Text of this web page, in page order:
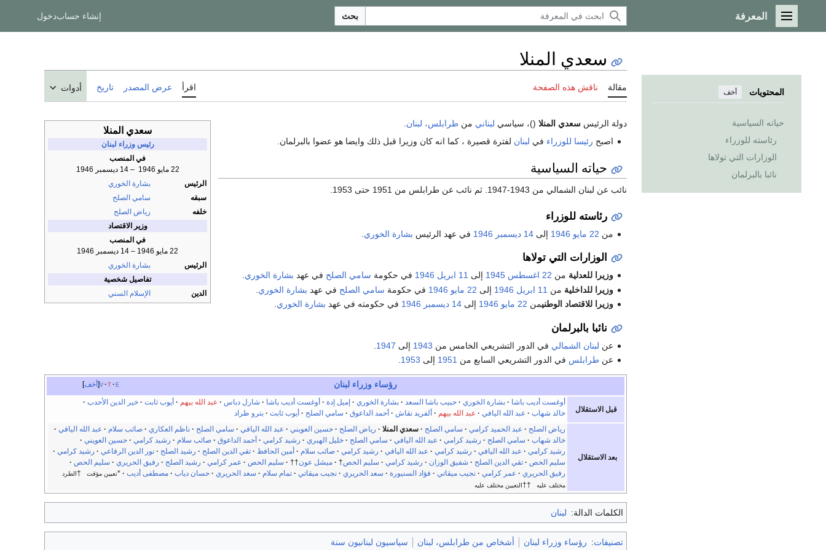
القائمة الرئيسية
المعرفة بحث إنشاء حسابدخول
المحتويات أخف
حياته السياسية
رئاسته للوزراء
الوزارات التي تولاها
نائبا بالبرلمان
سعدي المنلا
مقالة ناقش هذه الصفحة اقرأ عرض المصدر تاريخ أدوات
سعدي المنلا
رئيس وزراء لبنان
في المنصب
22 مايو 1946 ­ – 14 ديسمبر 1946
الرئيس
بشارة الخوري
سبقه
سامي الصلح
خلفه
رياض الصلح
وزير الاقتصاد
في المنصب
22 مايو 1946 – 14 ديسمبر 1946
الرئيس
بشارة الخوري
تفاصيل شخصية
الدين
الإسلام السني
دولة الرئيس سعدي المنلا ()، سياسي لبناني من طرابلس، لبنان
اصبح رئيسا للوزراء في لبنان لفترة قصيرة ، كما انه كان وزيرا قبل ذلك وايضا هو عضوا بالبرلمان.
حياته السياسية
نائب عن لبنان الشمالي من 1943-1947. ثم نائب عن طرابلس من 1951 حتى 1953.
رئاسته للوزراء
من 22 مايو 1946 إلى14 ديسمبر 1946 في عهد الرئيس بشارة الخوري
الوزارات التي تولاها
وزيرا للعدلية من 22 اغسطس 1945 إلى 11 ابريل 1946 في حكومة سامي الصلح في عهد بشارة الخوري.
وزيرا للداخلية من 11 ابريل 1946 إلى 22 مايو 1946 في حكومة سامي الصلح في عهد بشارة الخوري
وزيرا للاقتصاد الوطنيمن 22 مايو 1946 إلى14 ديسمبر 1946 في حكومته في عهد بشارة الخوري.
نائبا بالبرلمان
عن لبنان الشمالي في الدور التشريعي الخامس من 1943 إلى 1947
عنطرابلس في الدور التشريعي السابع من 1951 إلى 1953
.
أخف v t e رؤساء وزراء لبنان
قبل الاستقلال
أوغست أديب باشا بشارة الخوري حبيب باشا السعد بشارة الخوري إميل إدة أوغست أديب باشا شارل دباس عبد الله بيهم أيوب ثابت
خير الدين الأحدب
خالد شهاب
عبد الله اليافي عبد الله بيهم ألفريد نقاش أحمد الداعوق سامي الصلح أيوب ثابت بترو طراد
بعد الاستقلال
رياض الصلح عبد الحميد كرامي سامي الصلح سعدي المنلا رياض الصلح حسين العويني عبد الله اليافي سامي الصلح ناظم العكاري صائب سلام
عبد الله اليافي
خالد شهاب
سامي الصلح رشيد كرامي عبد الله اليافي سامي الصلح خليل الهبري رشيد كرامي أحمد الداعوق صائب سلام رشيد كرامي
حسين العويني
رشيد كرامي
عبد الله اليافي رشيد كرامي عبد الله اليافي رشيد كرامي صائب سلام أمين الحافظ تقي الدين الصلح رشيد الصلح نور الدين الرفاعي
رشيد كرامي
سليم الحص
تقي الدين الصلح شفيق الوزان رشيد كرامي سليم الحص† ميشل عون†† سليم الحص عمر كرامي رشيد الصلح رفيق الحريري
سليم الحص
رفيق الحريري
عمر كرامي نجيب ميقاتي فؤاد السنيورة سعد الحريري نجيب ميقاتي تمام سلام سعد الحريري حسان دياب مصطفى أديب *تعيين مؤقت †الطرد
مختلف عليه
††التعيين مختلف عليه
الكلمات الدالة: لبنان
تصنيفات: رؤساء وزراء لبنان أشخاص من طرابلس، لبنان سياسيون لبنانيون سنة